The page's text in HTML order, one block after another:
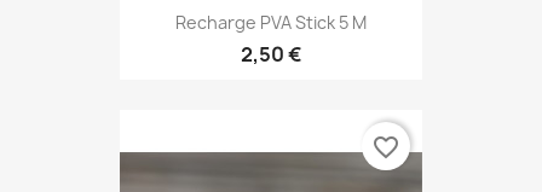
Recharge PVA Stick 5 M
2,50 €
favorite_border